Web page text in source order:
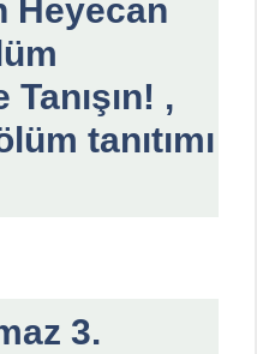
Heyecan
Tanışın! ,
tanıtımı
3.